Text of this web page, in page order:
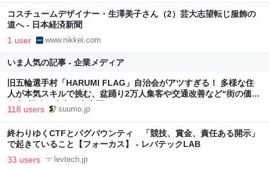
コスチュームデザイナー・生澤美子さん（2）芸大志望転じ服飾の
道へ - 日本経済新聞
1 user www.nikkei.com
いま人気の記事 - 企業メディア
旧五輪選手村「HARUMI FLAG」自治会がアツすぎる！ 多様な住
人が本気スキルで挑む、盆踊り2万人集客や交通改善など“街の価値
向上”戦略 東京・中央区
118 users suumo.jp
終わりゆくCTFとバグバウンティ 「競技、賞金、責任ある開示」
で起きていること【フォーカス】 - レバテックLAB
33 users levtech.jp